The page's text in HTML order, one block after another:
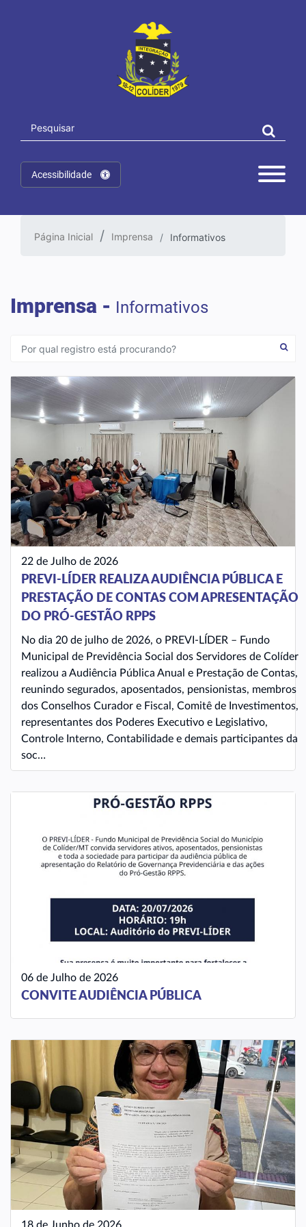
Acessibilidade
Página Inicial Imprensa Informativos
Imprensa - Informativos
22 de Julho de 2026
PREVI-LÍDER REALIZA AUDIÊNCIA PÚBLICA E
PRESTAÇÃO DE CONTAS COM APRESENTAÇÃO
DO PRÓ-GESTÃO RPPS
No dia 20 de julho de 2026, o PREVI-LÍDER – Fundo
Municipal de Previdência Social dos Servidores de Colíder
realizou a Audiência Pública Anual e Prestação de Contas,
reunindo segurados, aposentados, pensionistas, membros
dos Conselhos Curador e Fiscal, Comitê de Investimentos,
representantes dos Poderes Executivo e Legislativo,
Controle Interno, Contabilidade e demais participantes da
soc…
06 de Julho de 2026
CONVITE AUDIÊNCIA PÚBLICA